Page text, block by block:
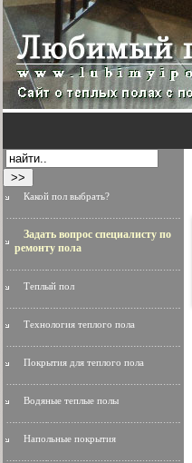
Какой пол выбрать?
Задать вопрос специалисту по
ремонту пола
Теплый пол
Технология теплого пола
Покрытия для теплого пола
Водяные теплые полы
Напольные покрытия